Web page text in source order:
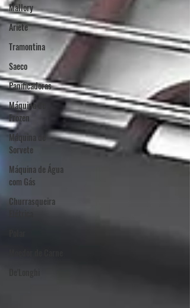
Mallory
Ariete
Tramontina
Saeco
Panificadoras
Máquina de
Frozen
Máquina de
Sorvete
Máquina de Água
com Gás
Churrasqueira